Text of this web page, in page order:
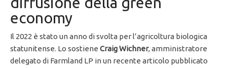
economy
Il 2022 è stato un anno di svolta per l’agricoltura biologica
statunitense. Lo sostiene Craig Wichner, amministratore
delegato di Farmland LP in un recente articolo pubblicato